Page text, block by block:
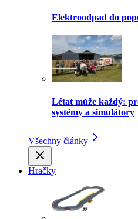
Elektroodpad do
Létat může každý:
systémy a simulátory
Všechny články
Hračky